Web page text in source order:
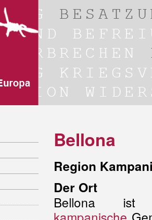
Bellona
Region
Der Ort
Bellona ist